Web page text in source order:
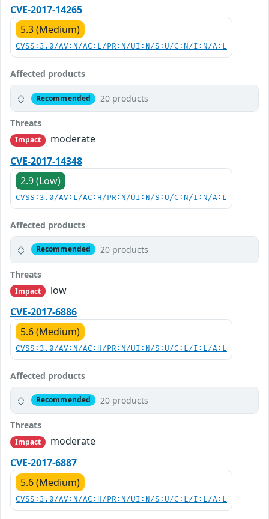
CVE-2017-14265
5.3 (Medium)
CVSS:3.0/AV:N/AC:L/PR:N/UI:N/S:U/C:N/I:N/A:L
Affected products
Recommended 20 products
Threats
Impact
moderate
CVE-2017-14348
2.9 (Low)
CVSS:3.0/AV:L/AC:H/PR:N/UI:N/S:U/C:N/I:N/A:L
Affected products
Recommended 20 products
Threats
Impact
low
CVE-2017-6886
5.6 (Medium)
CVSS:3.0/AV:N/AC:H/PR:N/UI:N/S:U/C:L/I:L/A:L
Affected products
Recommended 20 products
Threats
Impact
moderate
CVE-2017-6887
5.6 (Medium)
CVSS:3.0/AV:N/AC:H/PR:N/UI:N/S:U/C:L/I:L/A:L